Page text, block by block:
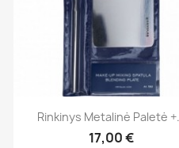
Greita peržiūra
Rinkinys Metalinė Paletė
17,00 €